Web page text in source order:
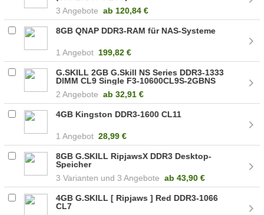
3 Angebote ab 120,84 €
8GB QNAP DDR3-RAM für NAS-Systeme
1 Angebot 199,82 €
G.SKILL 2GB G.Skill NS Series DDR3-1333
DIMM CL9 Single F3-10600CL9S-2GBNS
2 Angebote ab 32,91 €
4GB Kingston DDR3-1600 CL11
1 Angebot 28,99 €
8GB G.SKILL RipjawsX DDR3 Desktop-
Speicher
3
3 Angebote ab43,90 €
4GB G.SKILL [ Ripjaws ] Red DDR3-1066
CL7